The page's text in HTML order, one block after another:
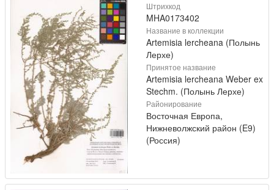
Штрихкод
MHA0173402
Название в коллекции
Artemisia lercheana (Полынь
Лерхе)
Принятое название
Artemisia lercheana Weber ex
Stechm. (Полынь Лерхе)
Районирование
Восточная Европа,
Нижневолжский район (E9)
(Россия)